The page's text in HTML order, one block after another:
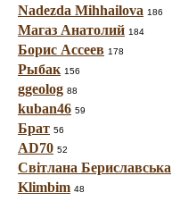
Nadezda Mihhailova 186
Магаз Анатолий 184
Борис Ассеев 178
Рыбак 156
ggeolog 88
kuban46 59
Брат 56
AD70 52
Світлана Бериславська
Klimbim 48